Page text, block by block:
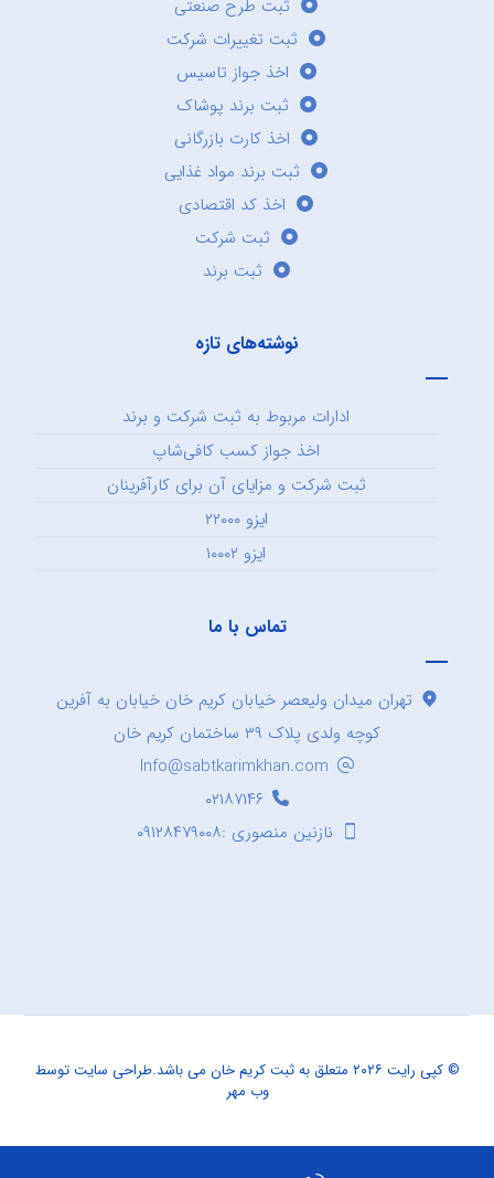
ثبت طرح صنعتی
ثبت تغییرات شرکت
اخذ جواز تاسیس
ثبت برند پوشاک
اخذ کارت بازرگانی
ثبت برند مواد غذایی
اخذ کد اقتصادی
ثبت شرکت
ثبت برند
نوشته‌های تازه
ادارات مربوط به ثبت شرکت و برند
اخذ جواز کسب کافی‌شاپ
ثبت شرکت و مزایای آن برای کارآفرینان
ایزو ۲۲۰۰۰
ایزو ۱۰۰۰۲
تماس با ما
تهران میدان ولیعصر خیابان کریم خان خیابان به آفرین
کوچه ولدی پلاک ۳۹ ساختمان کریم خان
Info@sabtkarimkhan.com
۰۲۱۸۷۱۴۶
نازنین منصوری :۰۹۱۲۸۴۷۹۰۰۸
© کپی رایت ۲۰۲۶ متعلق به ثبت کریم خان می باشد. طراحی سایتتوسط
وب مهر